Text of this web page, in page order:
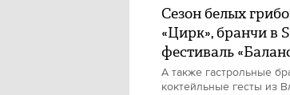
Сезон белых
«Цирк», бранчи в
фестиваль
А также гастрольные
коктейльные гесты из